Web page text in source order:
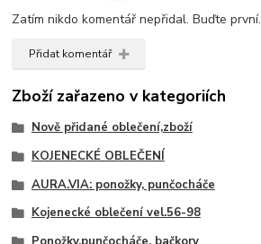
Zatím nikdo komentář nepřidal. Buďte první.
Přidat komentář
Zboží zařazeno v kategoriích
Nově přidané oblečení,zboží
KOJENECKÉ OBLEČENÍ
AURA.VIA: ponožky, punčocháče
Kojenecké oblečení vel.56-98